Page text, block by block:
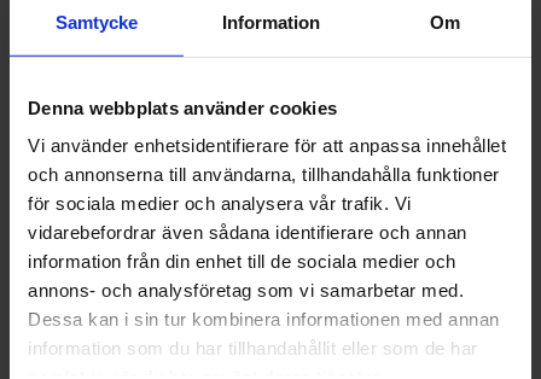
Samtycke Information Om
Denna webbplats använder cookies
Vi använder enhetsidentifierare för att anpassa innehållet
och annonserna till användarna, tillhandahålla funktioner
för sociala medier och analysera vår trafik. Vi
vidarebefordrar även sådana identifierare och annan
information från din enhet till de sociala medier och
annons- och analysföretag som vi samarbetar med.
Dessa kan i sin tur kombinera informationen med annan
information som du har tillhandahållit eller som de har
april (15)
mars (22)
januari (16)
2024
december (32)
november (1)
oktober (1)
september (1)
juni (1)
maj (1)
april (2)